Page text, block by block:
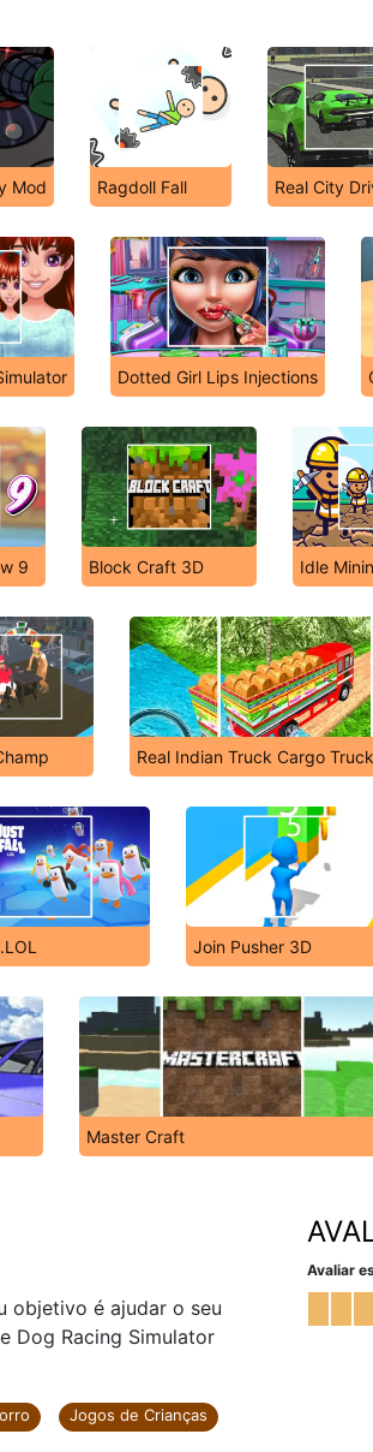
Mod Ragdoll Fall Real City
Dotted Girl Lips Injections
9 Block Craft 3D Idle
Real Indian Truck Cargo
Join Pusher 3D
Master Craft
objetivo é ajudar o seu
Dog Racing Simulator
Jogos de Crianças
Avaliar